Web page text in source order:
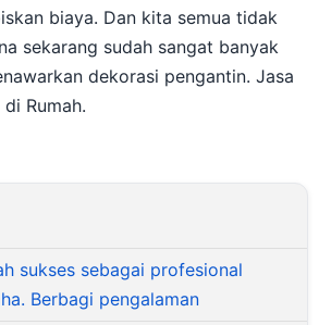
biaya. Dan kita semua tidak
sekarang sudah sangat banyak
dekorasi pengantin. Jasa
Rumah.
sukses sebagai profesional
Berbagi pengalaman